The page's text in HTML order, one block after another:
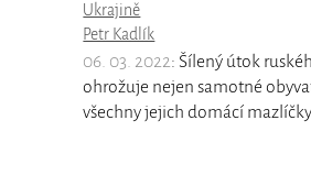
Ukrajině
Petr Kadlík
06. 03. 2022: Šílený útok
ohrožuje nejen samotné
všechny jejich domácí